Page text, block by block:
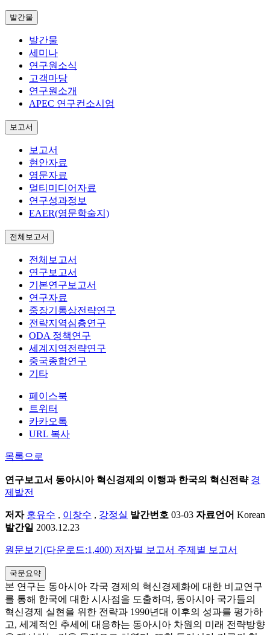
발간물
발간물
세미나
연구원소식
고객마당
연구원소개
APEC 연구컨소시엄
보고서
보고서
현안자료
영문자료
멀티미디어자료
연구성과정보
EAER(영문학술지)
전체보고서
전체보고서
연구보고서
기본연구보고서
연구자료
중장기통상전략연구
전략지역심층연구
ODA 정책연구
세계지역전략연구
중국종합연구
기타
페이스북
트위터
카카오톡
URL 복사
목록으로
연구보고서 동아시아 혁신경제의 이행과 한국의 혁신전략 경
제발전
저자 홍유수 , 이창수 , 강정실 발간번호 03-03 자료언어 Korean
발간일 2003.12.23
원문보기(다운로드:1,400) 저자별 보고서 주제별 보고서
국문요약
본 연구는 동아시아 각국 경제의 혁신경제화에 대한 비교연구
를 통해 한국에 대한 시사점을 도출하며, 동아시아 국가들의
혁신경제 실현을 위한 전략과 1990년대 이후의 성과를 평가하
고, 세계적인 추세에 대응하는 동아시아 차원의 미래 전략방향